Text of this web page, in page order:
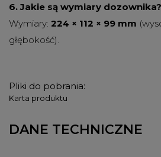
6. Jakie są wymiary dozownika?
Wymiary: 224 × 112 × 99 mm
głębokość).
Pliki do pobrania:
Karta produktu
DANE TECHNICZNE